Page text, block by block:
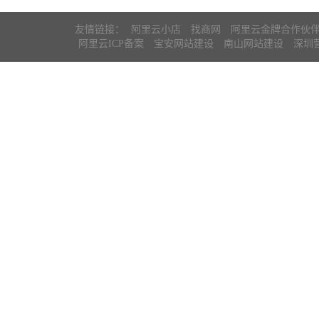
友情链接： 阿里云小店 找商网
阿里云金牌合作伙
阿里云ICP备案
宝安网站建设 南山网站建设 深圳